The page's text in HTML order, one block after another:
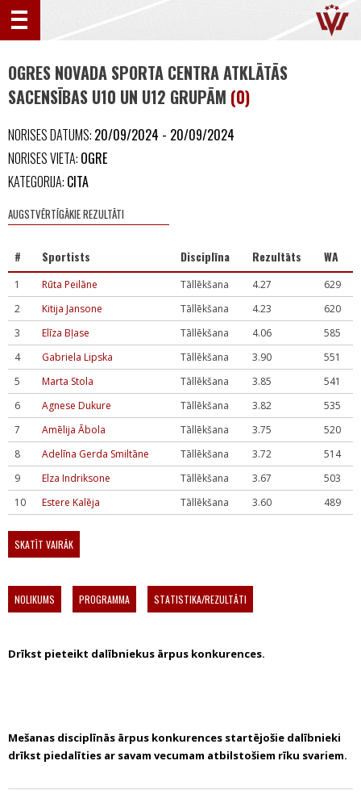
OGRES NOVADA SPORTA CENTRA ATKLĀTĀS
SACENSĪBAS U10 UN U12 GRUPĀM (0)
NORISES DATUMS: 20/09/2024 - 20/09/2024
NORISES VIETA: OGRE
KATEGORIJA: CITA
AUGSTVĒRTĪGĀKIE REZULTĀTI
# Sportists Disciplīna Rezultāts WA
1 Rūta Peilāne Tāllēkšana 4.27
629
2
Kitija Jansone Tāllēkšana 4.23
620
3
Elīza Bļase Tāllēkšana 4.06
585
4
Gabriela Lipska Tāllēkšana 3.90
551
5
Marta Stola Tāllēkšana 3.85
541
6
Agnese Dukure Tāllēkšana 3.82
535
7
Amēlija Ābola Tāllēkšana 3.75
520
8
Adelīna Gerda Smiltāne Tāllēkšana 3.72
514
9
Elza Indriksone Tāllēkšana 3.67
503
10
Estere Kalēja Tāllēkšana 3.60 489
SKATĪT VAIRĀK
NOLIKUMS PROGRAMMA STATISTIKA/REZULTĀTI
Drīkst pieteikt dalībniekus ārpus konkurences.
Mešanas disciplīnās ārpus konkurences startējošie dalībnieki
drīkst piedalīties ar savam vecumam atbilstošiem rīku svariem.